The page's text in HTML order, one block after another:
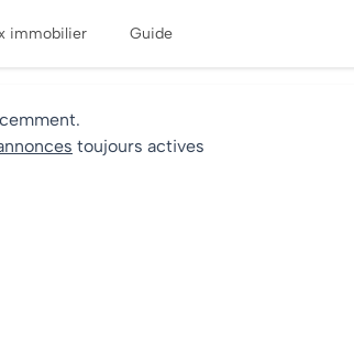
immobilier Guide
toujours actives